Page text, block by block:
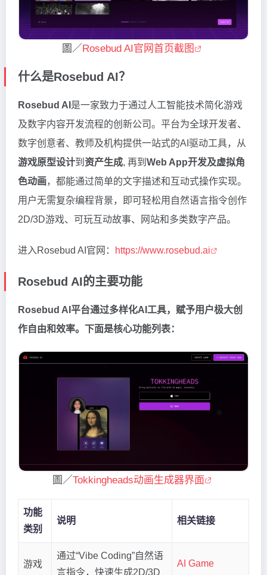
圖／Rosebud AI官网首页截图
什么是Rosebud AI？
Rosebud AI 是一家致力于通过人工智能技术简化游戏
及数字内容开发流程的创新公司。平台为全球开发者、
数字创意者、教师及机构提供一站式的AI驱动工具，从
游戏原型设计到 资产生成, 再到 Web App开发及虚拟角
色动画，都能通过简单的文字描述和互动式操作实现。
用户无需复杂编程背景，即可轻松用自然语言指令创作
2D/3D游戏、可玩互动故事、网站和多类数字产品。
进入Rosebud AI官网： https://www.rosebud.ai
Rosebud AI的主要功能
Rosebud AI平台通过多样化AI工具，赋予用户极大创
作自由和效率。下面是核心功能列表：
圖／Tokkingheads动画生成器界面
功能
类别
说明 相关链接
游戏
通过“Vibe Coding”自然语
言指令，快速生成2D/3D
AI Game